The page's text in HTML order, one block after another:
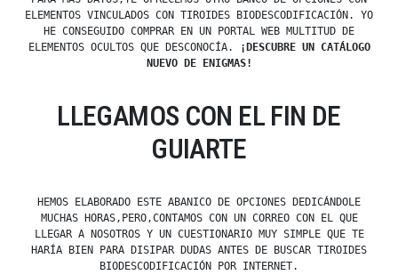
ELEMENTOS VINCULADOS CON TIROIDES BIODESCODIFICACIÓN. YO
HE CONSEGUIDO COMPRAR EN UN PORTAL WEB MULTITUD DE
ELEMENTOS OCULTOS QUE DESCONOCÍA.
¡DESCUBRE UN CATÁLOGO
NUEVO DE ENIGMAS!
LLEGAMOS CON EL FIN DE
GUIARTE
HEMOS ELABORADO ESTE ABANICO DE OPCIONES DEDICÁNDOLE
MUCHAS HORAS,PERO,CONTAMOS CON UN CORREO CON EL QUE
LLEGAR A NOSOTROS Y UN CUESTIONARIO MUY SIMPLE QUE TE
HARÍA BIEN PARA DISIPAR DUDAS ANTES DE BUSCAR TIROIDES
BIODESCODIFICACIÓN POR INTERNET.